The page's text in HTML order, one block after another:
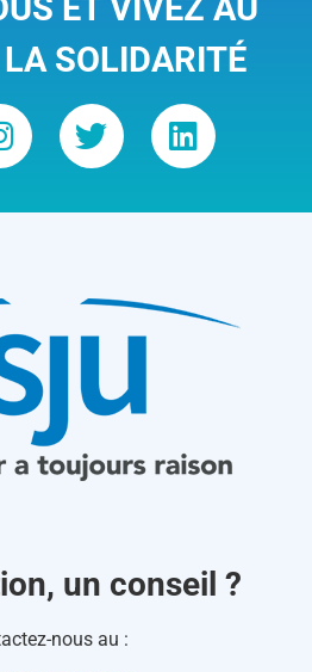
ET VIVEZ AU
SOLIDARITÉ
un conseil ?
nous au :